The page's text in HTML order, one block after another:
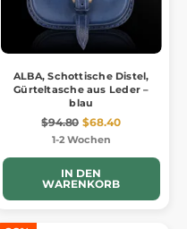
ALBA, Schottische Distel,
Gürteltasche aus Leder –
blau
$94.80 $68.40
1-2 Wochen
IN DEN
WARENKORB